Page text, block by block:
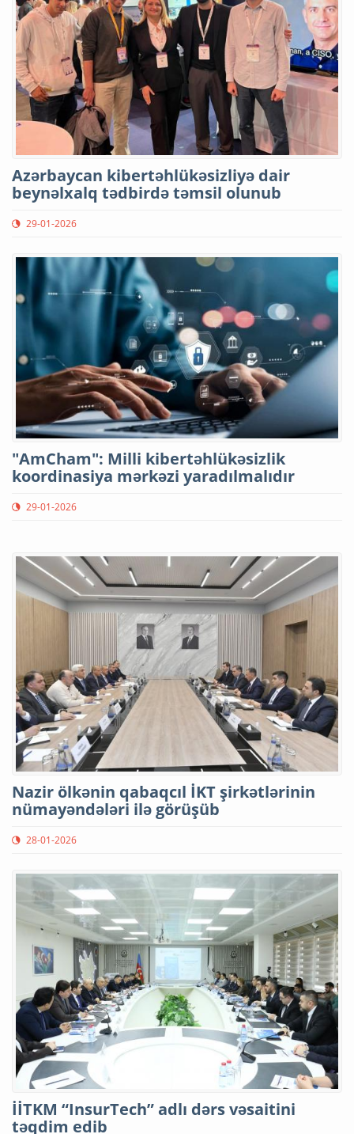
Azərbaycan kibertəhlükəsizliyə dair
beynəlxalq tədbirdə təmsil olunub
29-01-2026
"AmCham": Milli kibertəhlükəsizlik
koordinasiya mərkəzi yaradılmalıdır
29-01-2026
Nazir ölkənin qabaqcıl İKT şirkətlərinin
nümayəndələri ilə görüşüb
28-01-2026
İİTKM “InsurTech” adlı dərs vəsaitini
təqdim edib